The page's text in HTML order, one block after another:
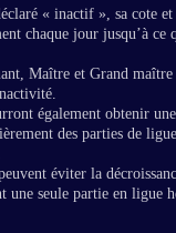
« inactif », sa cote et
chaque jour jusqu’à ce
Maître et Grand maître
également obtenir
des parties de
éviter la
une seule partie en ligue